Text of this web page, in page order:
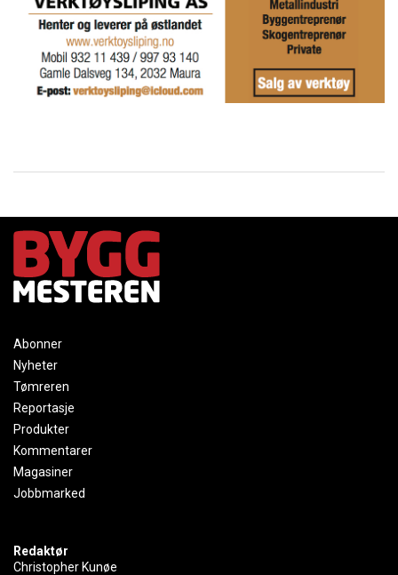
Abonner
Nyheter
Tømreren
Reportasje
Produkter
Kommentarer
Magasiner
Jobbmarked
Redaktør
Christopher Kunøe